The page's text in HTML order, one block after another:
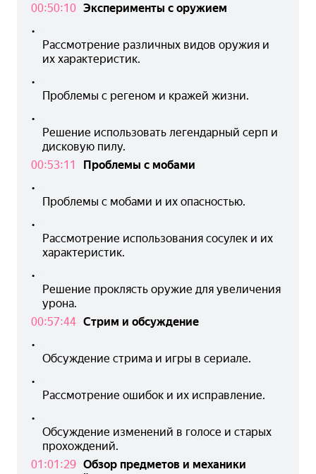
00:50:10 Эксперименты с оружием
Рассмотрение различных видов оружия и
их характеристик.
Проблемы с регеном и кражей жизни.
Решение использовать легендарный серп и
дисковую пилу.
00:53:11
Проблемы с мобами
Проблемы с мобами и их опасностью.
Рассмотрение использования сосулек и их
характеристик.
Решение проклясть оружие для увеличения
урона.
00:57:44 Стрим и обсуждение
Обсуждение стрима и игры в сериале.
Рассмотрение ошибок и их исправление.
Обсуждение изменений в голосе и старых
прохождений.
01:01:29 Обзор предметов и механики